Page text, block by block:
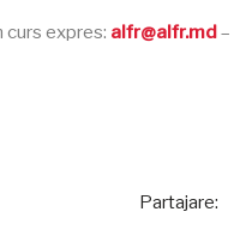
curs expres: alfr@alfr.md–
Partajare: